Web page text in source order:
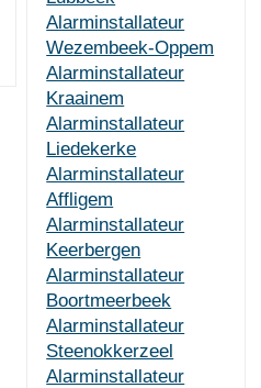
Alarminstallateur
Wezembeek-Oppem
Alarminstallateur
Kraainem
Alarminstallateur
Liedekerke
Alarminstallateur
Affligem
Alarminstallateur
Keerbergen
Alarminstallateur
Boortmeerbeek
Alarminstallateur
Steenokkerzeel
Alarminstallateur